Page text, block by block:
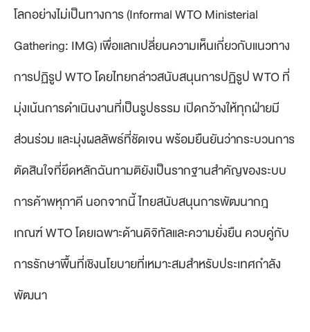
โลกอย่างไม่เป็นทางการ (Informal WTO Ministerial
Gathering: IMG) เพื่อแลกเปลี่ยนความเห็นเกี่ยวกับแนวทาง
การปฏิรูป WTO โดยไทยกล่าวสนับสนุนการปฏิรูป WTO ที่
มุ่งเน้นการดำเนินงานที่เป็นรูปธรรม เปิดกว้างให้ทุกฝ่ายมี
ส่วนร่วม และมุ่งผลลัพธ์ที่ชัดเจน พร้อมยืนยันว่ากระบวนการ
ตัดสินใจที่ยึดหลักฉันทามติยังเป็นรากฐานสำคัญของระบบ
การค้าพหุภาคี นอกจากนี้ ไทยสนับสนุนการพัฒนากฎ
เกณฑ์ WTO โดยเฉพาะด้านดิจิทัลและความยั่งยืน ควบคู่กับ
การรักษาพื้นที่เชิงนโยบายที่เหมาะสมสำหรับประเทศกำลัง
พัฒนา